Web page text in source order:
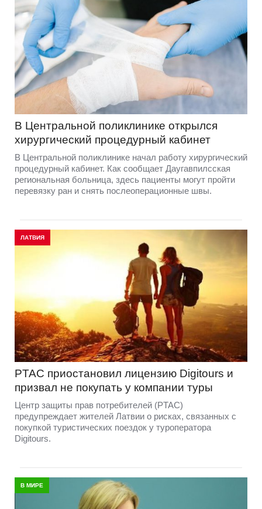
В Центральной поликлинике открылся
хирургический процедурный кабинет
В Центральной поликлинике начал работу хирургический
процедурный кабинет. Как сообщает Даугавпилсская
региональная больница, здесь пациенты могут пройти
перевязку ран и снять послеоперационные швы.
ЛАТВИЯ
PTAC приостановил лицензию Digitours и
призвал не покупать у компании туры
Центр защиты прав потребителей (PTAC)
предупреждает жителей Латвии о рисках, связанных с
покупкой туристических поездок у туроператора
Digitours.
В МИРЕ